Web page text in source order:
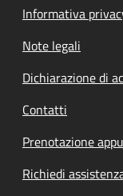
Informativa
Note legali
Dichiarazione di
Contatti
Prenotazione
Richiedi